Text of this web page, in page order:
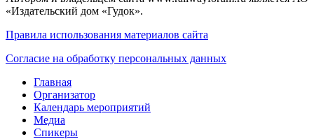
«Издательский дом «Гудок».
Правила использования материалов сайта
Согласие на обработку персональных данных
Главная
Организатор
Календарь мероприятий
Медиа
Спикеры